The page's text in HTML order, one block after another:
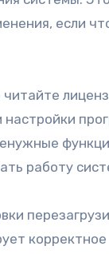
если
настройки
работу
корректное